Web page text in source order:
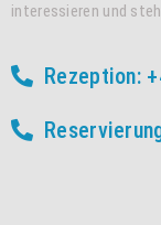
interessieren und
Rezeption: